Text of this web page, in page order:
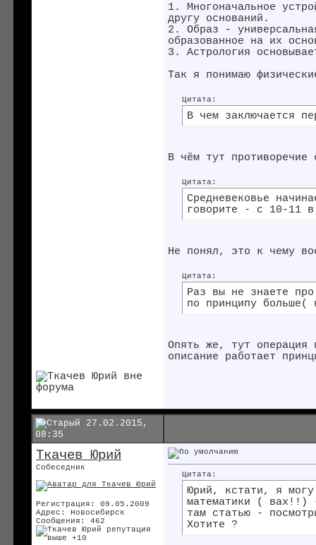
1. Многоначальное
другу оснований.
2. Образ -
образованное на их
3. Астрология
Так я понимаю
Цитата:
В чем заключается
В чём тут
Цитата:
Средневековье
говорите - с 10-11
Не понял, это к чему
Цитата:
Раз вы не знаете
по принципу
Опять же, тут операция
описание работает
27.02.2015,
08:35
Ткачев Юрий
Собеседник
Регистрация: 09.05.2009
Адрес: Новосибирск
Сообщения: 462
Цитата:
Юрий, кстати, я
математики ( вах!!)
там статью -
Хотите ?